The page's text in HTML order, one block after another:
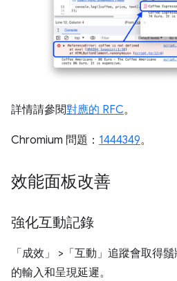
詳情請參閱對應的 RFC。
Chromium 問題： 1444349。
效能面板改善
強化互動記錄
「成效」 >「互動」 追蹤會取得
的輸入和呈現延遲。